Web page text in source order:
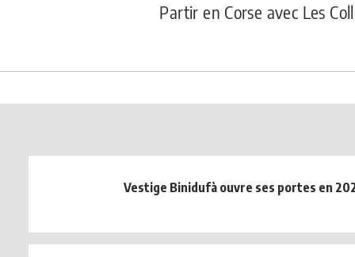
Partir en Corse avec Les
Vestige Binidufà ouvre ses portes en